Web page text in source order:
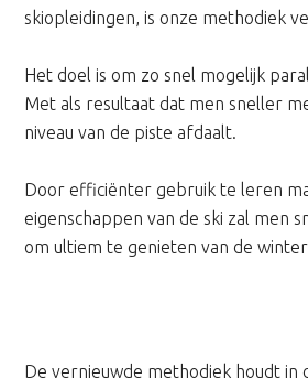
skiopleidingen, is onze methodiek
Het doel is om zo snel mogelijk
Met als resultaat dat men sneller
niveau van de piste afdaalt.
Door efficiënter gebruik te leren
eigenschappen van de ski zal men
om ultiem te genieten van de
De vernieuwde methodiek houdt in